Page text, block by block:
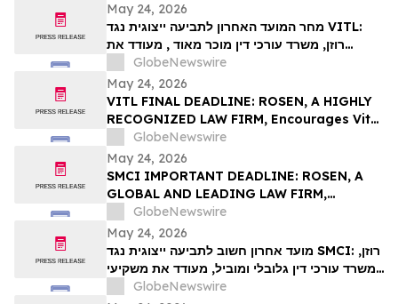
May 24, 2026
מחר המועד האחרון לתביעה ייצוגית נגד VITL:
רוזן, משרד עורכי דין מוכר מאוד , מעודד את
משקיעי Vital Farms, Inc עם הפסדים של יותר
מ-100 אלף דולר לקבל ייעוץ משפטי לפני המועד
האחרון החשוב ב-26 במאי בתביעה ייצוגית
בניירות ערך שהוגשה לראשונה על ידי המשרד–
VIT…
GlobeNewswire
May 24, 2026
VITL FINAL DEADLINE: ROSEN, A HIGHLY
RECOGNIZED LAW FIRM, Encourages Vital
Farms, Inc. Investors with Losses in
Excess of $100K to Secure Counsel Before
Important May 26 Deadline in Securities
Class Action First Filed by the Firm - VITL
GlobeNewswire
May 24, 2026
SMCI IMPORTANT DEADLINE: ROSEN, A
GLOBAL AND LEADING LAW FIRM,
Encourages Super Micro Computer, Inc.
Investors with Losses in Excess of $100K
to Secure Counsel Before Important May
26 Deadline in Securities Class Action –
SMCI
GlobeNewswire
May 24, 2026
מועד אחרון חשוב לתביעה ייצוגית נגד SMCI: רוזן,
משרד עורכי דין גלובלי ומוביל, מעודד את משקיעי
Super Micro Computer, Inc עם הפסדים של
GlobeNewswire